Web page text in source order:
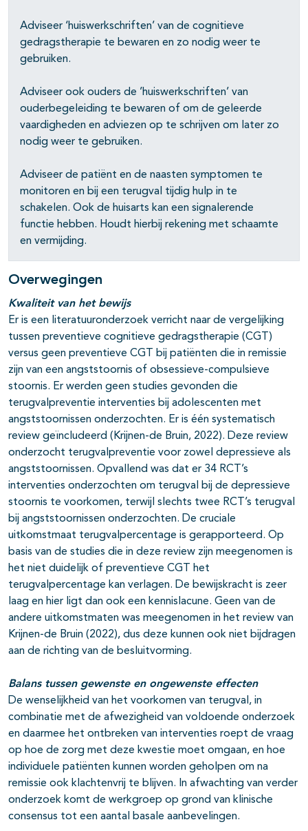
Adviseer ‘huiswerkschriften’ van de cognitieve
gedragstherapie te bewaren en zo nodig weer te
gebruiken.
Adviseer ook ouders de ’huiswerkschriften’ van
ouderbegeleiding te bewaren of om de geleerde
vaardigheden en adviezen op te schrijven om later zo
nodig weer te gebruiken.
Adviseer de patiënt en de naasten symptomen te
monitoren en bij een terugval tijdig hulp in te
schakelen. Ook de huisarts kan een signalerende
functie hebben. Houdt hierbij rekening met schaamte
en vermijding.
Overwegingen
Kwaliteit van het bewijs
Er is een literatuuronderzoek verricht naar de vergelijking
tussen preventieve cognitieve gedragstherapie (CGT)
versus geen preventieve CGT bij patiënten die in remissie
zijn van een angststoornis of obsessieve-compulsieve
stoornis. Er werden geen studies gevonden die
terugvalpreventie interventies bij adolescenten met
angststoornissen onderzochten. Er is één systematisch
review geïncludeerd (Krijnen-de Bruin, 2022). Deze review
onderzocht terugvalpreventie voor zowel depressieve als
angststoornissen. Opvallend was dat er 34 RCT’s
interventies onderzochten om terugval bij de depressieve
stoornis te voorkomen, terwijl slechts twee RCT’s terugval
bij angststoornissen onderzochten. De cruciale
uitkomstmaat terugvalpercentage is gerapporteerd. Op
basis van de studies die in deze review zijn meegenomen is
het niet duidelijk of preventieve CGT het
terugvalpercentage kan verlagen. De bewijskracht is zeer
laag en hier ligt dan ook een kennislacune. Geen van de
andere uitkomstmaten was meegenomen in het review van
Krijnen-de Bruin (2022), dus deze kunnen ook niet bijdragen
aan de richting van de besluitvorming.
Balans tussen gewenste en ongewenste effecten
De wenselijkheid van het voorkomen van terugval, in
combinatie met de afwezigheid van voldoende onderzoek
en daarmee het ontbreken van interventies roept de vraag
op hoe de zorg met deze kwestie moet omgaan, en hoe
individuele patiënten kunnen worden geholpen om na
remissie ook klachtenvrij te blijven. In afwachting van verder
onderzoek komt de werkgroep op grond van klinische
consensus tot een aantal basale aanbevelingen.